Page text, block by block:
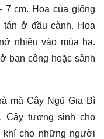
7 cm. Hoa của giống
tán ở đầu cành. Hoa
nhiều vào mùa hạ.
ban công hoặc sảnh
mà Cây Ngũ Gia Bì
Cây tương sinh cho
khí cho những người